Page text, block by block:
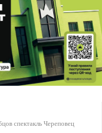
спектакль Череповец